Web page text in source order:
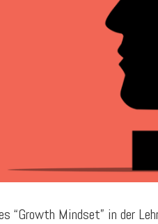
“Growth Mindset” in der